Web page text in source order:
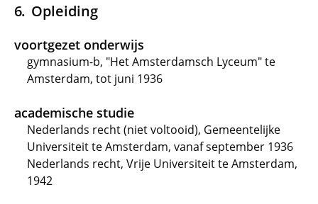
Opleiding
voortgezet onderwijs
gymnasium-b, "Het Amsterdamsch Lyceum" te
Amsterdam, tot juni 1936
academische studie
Nederlands recht (niet voltooid), Gemeentelijke
Universiteit te Amsterdam, vanaf september 1936
Nederlands recht, Vrije Universiteit te Amsterdam,
1942